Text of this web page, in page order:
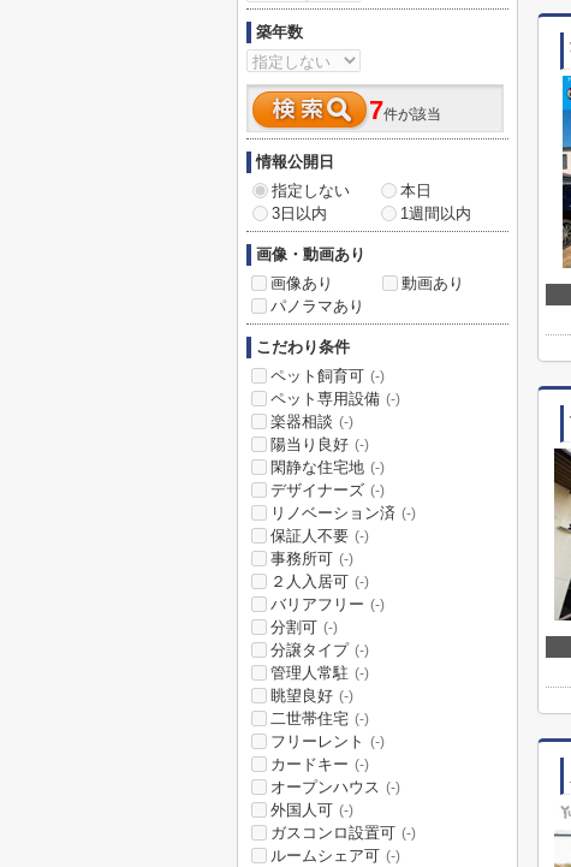
築年数
7件が該当
情報公開日
指定しない
本日
3日以内
1週間以内
画像・動画あり
画像あり
動画あり
パノラマあり
こだわり条件
ペット飼育可 (-)
ペット専用設備 (-)
楽器相談 (-)
陽当り良好 (-)
閑静な住宅地 (-)
デザイナーズ (-)
リノベーション済 (-)
保証人不要 (-)
事務所可 (-)
２人入居可 (-)
バリアフリー (-)
分割可 (-)
分譲タイプ (-)
管理人常駐 (-)
眺望良好 (-)
二世帯住宅 (-)
フリーレント (-)
カードキー (-)
オープンハウス (-)
外国人可 (-)
ガスコンロ設置可 (-)
ルームシェア可 (-)